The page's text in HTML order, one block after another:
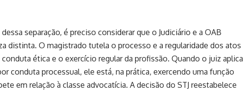
separação, é preciso considerar que o Judiciário e a OAB
distinta. O magistrado tutela o processo e a regularidade dos atos
ética e o exercício regular da profissão. Quando o juiz aplica
conduta processual, ele está, na prática, exercendo uma função
em relação à classe advocatícia. A decisão do STJ reestabelece